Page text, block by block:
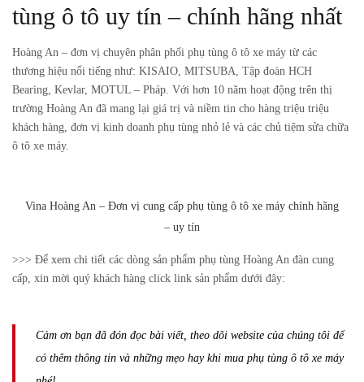
tùng ô tô uy tín – chính hãng nhất
Hoàng An – đơn vị chuyên phân phối phụ tùng ô tô xe máy từ các
thương hiệu nổi tiếng như: KISAIO, MITSUBA, Tập đoàn HCH
Bearing, Kevlar, MOTUL – Pháp. Với hơn 10 năm hoạt động trên thị
trường Hoàng An đã mang lại giá trị và niềm tin cho hàng triệu triệu
khách hàng, đơn vị kinh doanh phụ tùng nhỏ lẻ và các chủ tiệm sửa chữa
ô tô xe máy.
Vina Hoàng An – Đơn vị cung cấp phụ tùng ô tô xe máy chính hãng
– uy tín
>>> Để xem chi tiết các dòng sản phẩm phụ tùng Hoàng An đàn cung
cấp, xin mời quý khách hàng click link sản phẩm dưới đây:
Cảm ơn bạn đã đón đọc bài viết, theo dõi website của chúng tôi để
có thêm thông tin và những mẹo hay khi mua phụ tùng ô tô xe máy